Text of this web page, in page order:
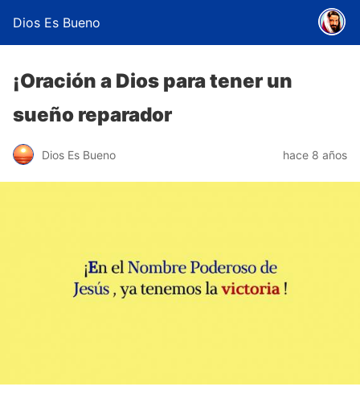
Dios Es Bueno
¡Oración a Dios para tener un
sueño reparador
Dios Es Bueno hace 8 años